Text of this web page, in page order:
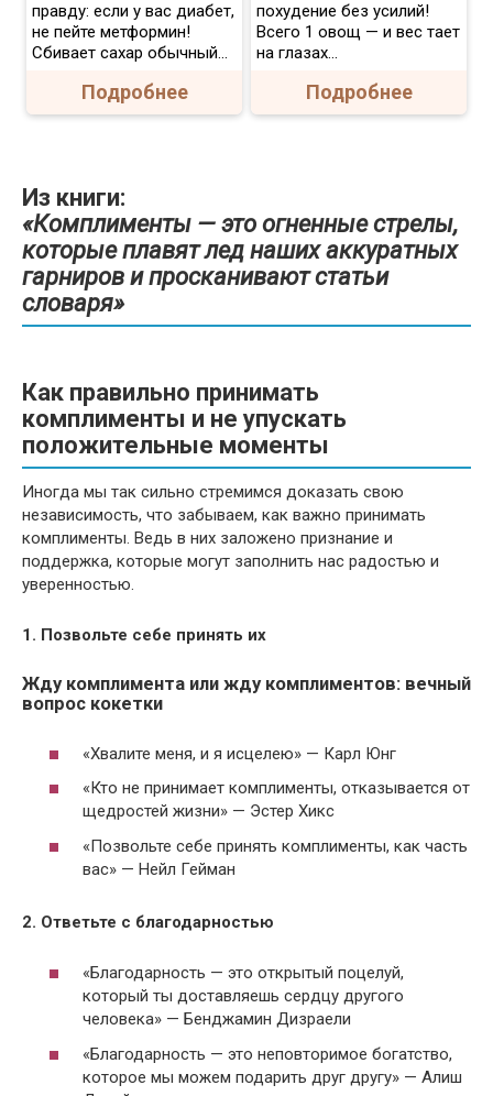
правду: если у вас диабет,
не пейте метформин!
Сбивает сахар обычный...
Подробнее
похудение без усилий!
Всего 1 овощ — и вес тает
на глазах…
Подробнее
Из книги:
«Комплименты — это огненные стрелы,
которые плавят лед наших аккуратных
гарниров и просканивают статьи
словаря»
Как правильно принимать
комплименты и не упускать
положительные моменты
Иногда мы так сильно стремимся доказать свою
независимость, что забываем, как важно принимать
комплименты. Ведь в них заложено признание и
поддержка, которые могут заполнить нас радостью и
уверенностью.
1. Позвольте себе принять их
Жду комплимента или жду комплиментов: вечный
вопрос кокетки
«Хвалите меня, и я исцелею» — Карл Юнг
«Кто не принимает комплименты, отказывается от
щедростей жизни» — Эстер Хикс
«Позвольте себе принять комплименты, как часть
вас» — Нейл Гейман
2. Ответьте с благодарностью
«Благодарность — это открытый поцелуй,
который ты доставляешь сердцу другого
человека» — Бенджамин Дизраели
«Благодарность — это неповторимое богатство,
которое мы можем подарить друг другу» — Алиш